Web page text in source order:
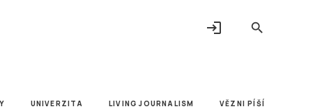
search
login
UNIVERZITA LIVING JOURNALISM VĚZNI PÍŠÍ